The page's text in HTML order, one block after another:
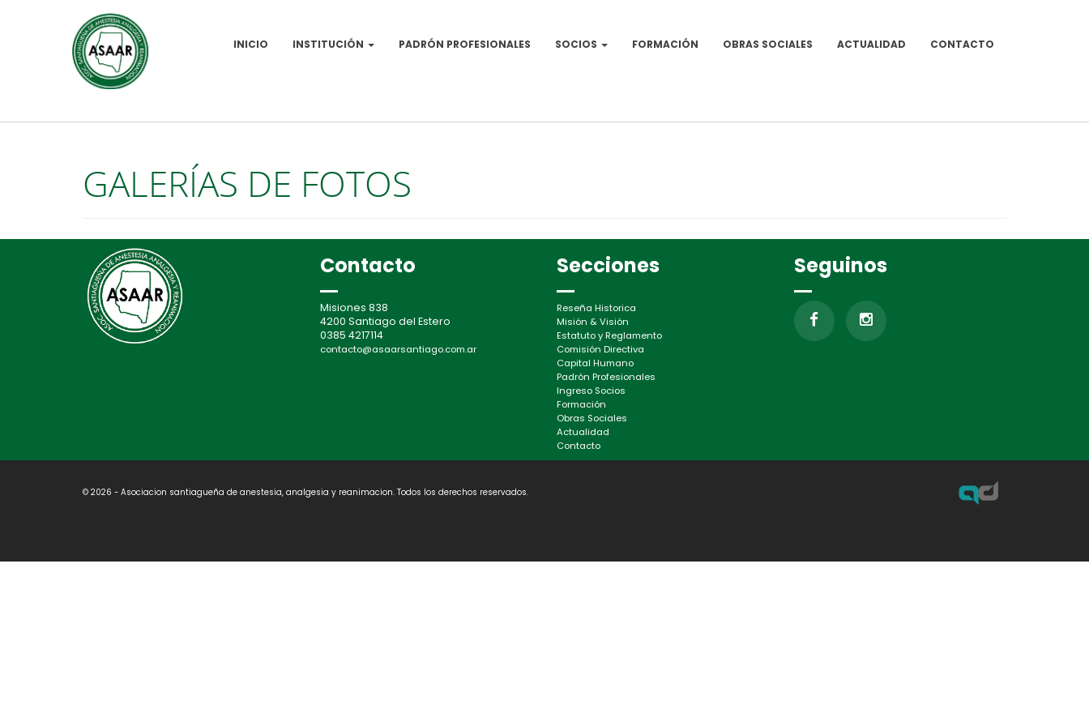
INICIO INSTITUCIÓN PADRÓN PROFESIONALES SOCIOS FORMACIÓN OBRAS SOCIALES ACTUALIDAD CONTACTO
GALERÍAS DE FOTOS
Contacto
Misiones 838
4200 Santiago del Estero
0385 4217114
contacto@asaarsantiago.com.ar
Secciones
Reseña Historica
Misión & Visión
Estatuto y Reglamento
Comisión Directiva
Capital Humano
Padrón Profesionales
Ingreso Socios
Formación
Obras Sociales
Actualidad
Contacto
Seguinos
© 2026 - Asociacion santiagueña de anestesia, analgesia y reanimacion. Todos los derechos reservados.